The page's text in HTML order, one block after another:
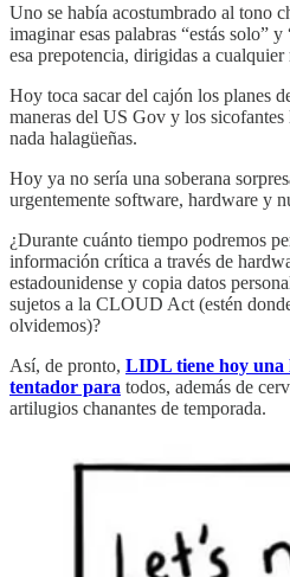
Uno se había acostumbrado al tono
imaginar esas palabras “estás solo”
esa prepotencia, dirigidas a cualquier
Hoy toca sacar del cajón los planes
maneras del US Gov y los
nada halagüeñas.
Hoy ya no sería una soberana
urgentemente software, hardware y
¿Durante cuánto tiempo podremos
información crítica a través de
estadounidense y copia datos
sujetos a la CLOUD Act (estén
olvidemos)?
Así, de pronto, LIDL tiene hoy una
tentador para todos, además de
artilugios chanantes de temporada.